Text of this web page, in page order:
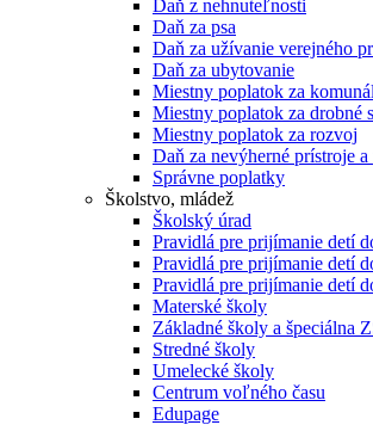
Daň z nehnuteľnosti
Daň za psa
Daň za užívanie verejného
Daň za ubytovanie
Miestny poplatok za
Miestny poplatok za drobné
Miestny poplatok za rozvoj
Daň za nevýherné prístroje
Správne poplatky
Školstvo, mládež
Školský úrad
Pravidlá pre prijímanie detí
Pravidlá pre prijímanie detí
Pravidlá pre prijímanie detí
Materské školy
Základné školy a špeciálna
Stredné školy
Umelecké školy
Centrum voľného času
Edupage